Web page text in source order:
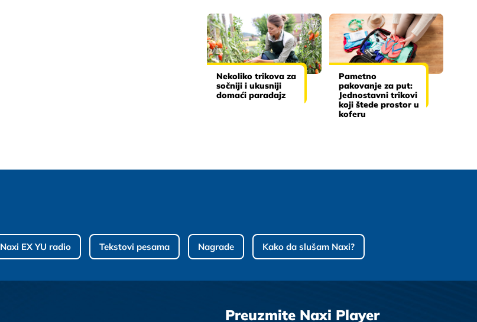
Nekoliko trikova za
sočniji i ukusniji
domaći paradajz
Pametno
pakovanje za put:
Jednostavni trikovi
koji štede prostor u
koferu
Naxi EX YU radio Tekstovi pesama Nagrade Kako da slušam Naxi?
Preuzmite Naxi Player